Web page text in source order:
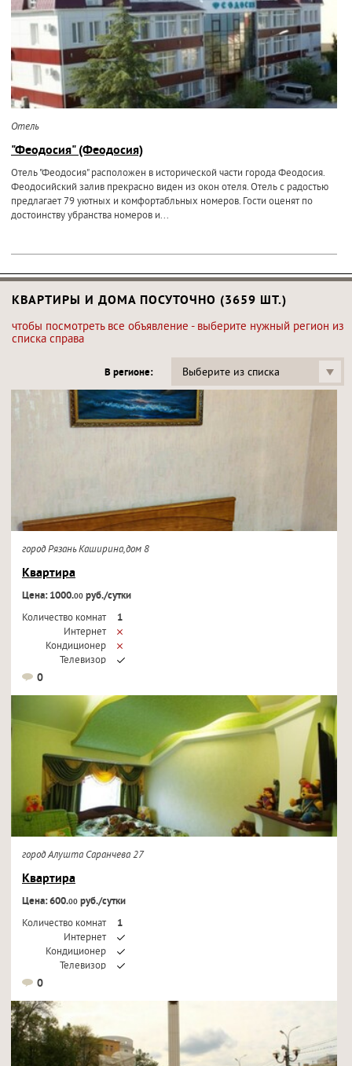
Отель
"Феодосия" (Феодосия)
Отель "Феодосия" расположен в исторической части города Феодосия.
Феодосийский залив прекрасно виден из окон отеля. Отель с радостью
предлагает 79 уютных и комфортабльных номеров. Гости оценят по
достоинству убранства номеров и...
КВАРТИРЫ И ДОМА ПОСУТОЧНО (3659 ШТ.)
чтобы посмотреть все объявление - выберите нужный регион из
списка справа
В регионе: Выберите из списка
город Рязань Каширина,дом 8
Квартира
Цена: 1000.00руб./сутки
Количество комнат
1
Интернет
Кондиционер
Телевизор
0
город Алушта Саранчева 27
Квартира
Цена: 600.00руб./сутки
Количество комнат
1
Интернет
Кондиционер
Телевизор
0